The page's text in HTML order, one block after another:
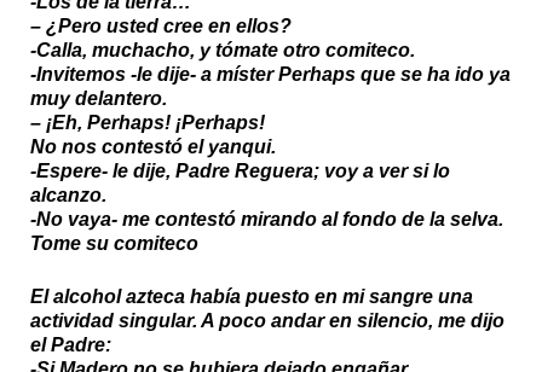
– ¿Pero usted cree en ellos?
-Calla, muchacho, y tómate otro comiteco.
-Invitemos -le dije- a míster Perhaps que se ha ido ya
muy delantero.
– ¡Eh, Perhaps! ¡Perhaps!
No nos contestó el yanqui.
-Espere- le dije, Padre Reguera; voy a ver si lo
alcanzo.
-No vaya- me contestó mirando al fondo de la selva.
Tome su comiteco
El alcohol azteca había puesto en mi sangre una
actividad singular. A poco andar en silencio, me dijo
el Padre: